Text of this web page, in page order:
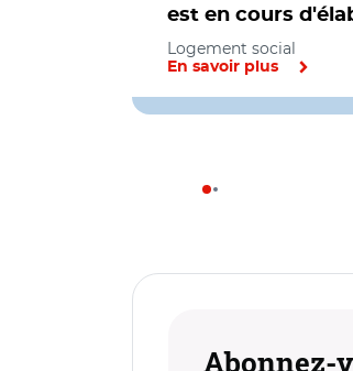
est en cours
Logement social
En savoir plus
Abonnez-